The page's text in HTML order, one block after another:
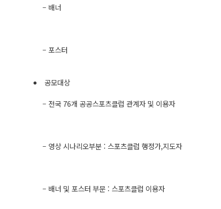
– 배너
– 포스터
​ 공모대상
– 전국 76개 공공스포츠클럽 관계자 및 이용자
– 영상 시나리오부분 : 스포츠클럽 행정가,지도자
– 배너 및 포스터 부문 : 스포츠클럽 이용자